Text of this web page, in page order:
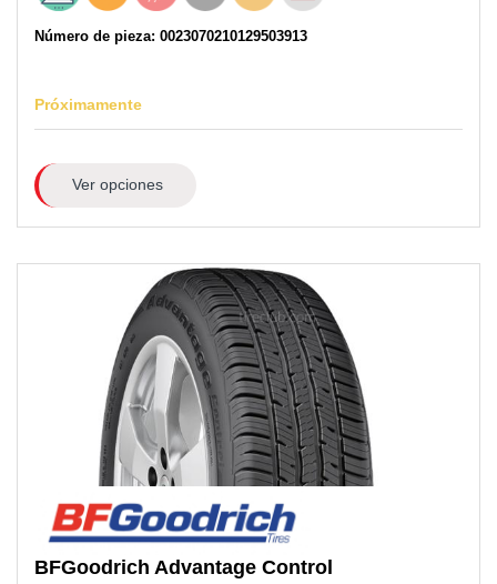
Número de pieza: 0023070210129503913
Próximamente
Ver opciones
BFGoodrich Advantage Control